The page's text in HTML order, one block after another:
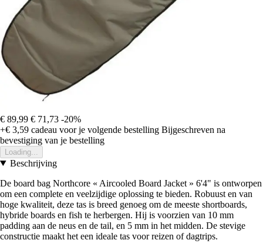
€ 89,99 € 71,73 -20%
+€ 3,59 cadeau voor je volgende bestelling Bijgeschreven na
bevestiging van je bestelling
Loading...
Beschrijving
De board bag Northcore « Aircooled Board Jacket » 6'4" is ontworpen
om een complete en veelzijdige oplossing te bieden. Robuust en van
hoge kwaliteit, deze tas is breed genoeg om de meeste shortboards,
hybride boards en fish te herbergen. Hij is voorzien van 10 mm
padding aan de neus en de tail, en 5 mm in het midden. De stevige
constructie maakt het een ideale tas voor reizen of dagtrips.